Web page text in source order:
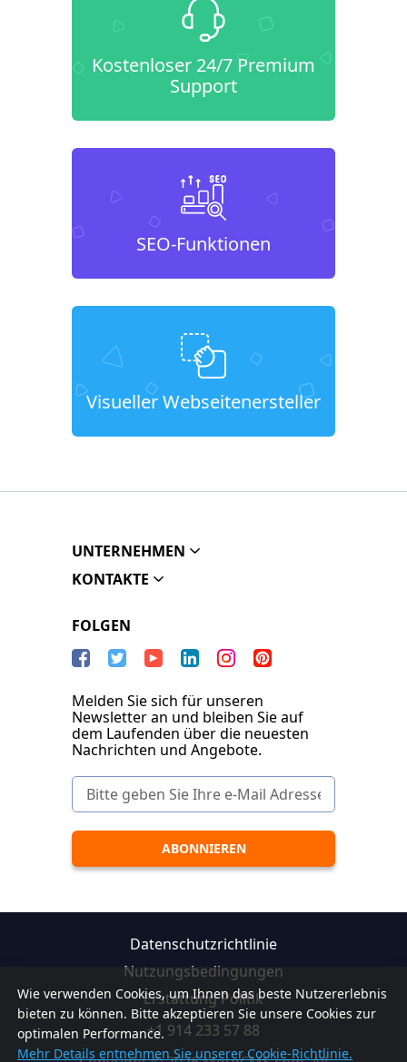
Kostenloser 24/7 Premium
Support
SEO-Funktionen
Visueller Webseitenersteller
Wie verwenden Cookies, um Ihnen das beste Nutzererlebnis
bieten zu können. Bitte akzeptieren Sie unsere Cookies zur
optimalen Performance.
Mehr Details entnehmen Sie unserer Cookie-Richtlinie.
UNTERNEHMEN
KONTAKTE
FOLGEN
Melden Sie sich für unseren
Newsletter an und bleiben Sie auf
dem Laufenden über die neuesten
Nachrichten und Angebote.
Datenschutzrichtlinie
Nutzungsbedingungen
Erstattung Politik
+1 914 233 57 88